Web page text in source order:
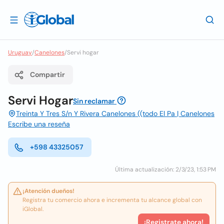
Uruguay/Canelones/Servi hogar
Compartir
Servi HogarSin reclamar
Treinta Y Tres S/n Y Rivera Canelones ((todo El Pa | Canelones
Escribe una reseña
+598 43325057
Última actualización: 2/3/23, 1:53 PM
¡Atención dueños!
Registra tu comercio ahora e incrementa tu alcance global con
iGlobal.
¡Registrate ahora!